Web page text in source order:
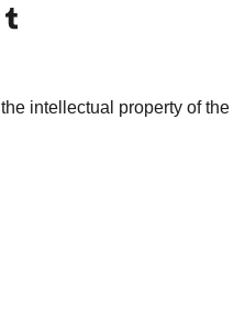
আমাদের টাম্বলার অ্যাকাউন্ট দেখুন
intellectual property of the